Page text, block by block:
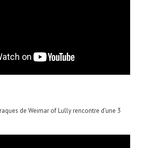
de Weimar of Lully rencontre d’une 3